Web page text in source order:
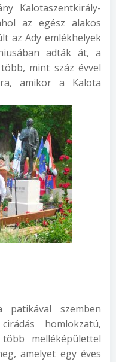
Kalotaszentkirály-
az egész alakos
az Ady emlékhelyek
adták át, a
mint száz évvel
amikor a Kalota
szemben
homlokzatú,
melléképülettel
amelyet egy éves